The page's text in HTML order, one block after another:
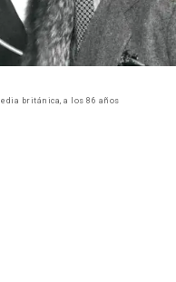
británica, a los 86 años